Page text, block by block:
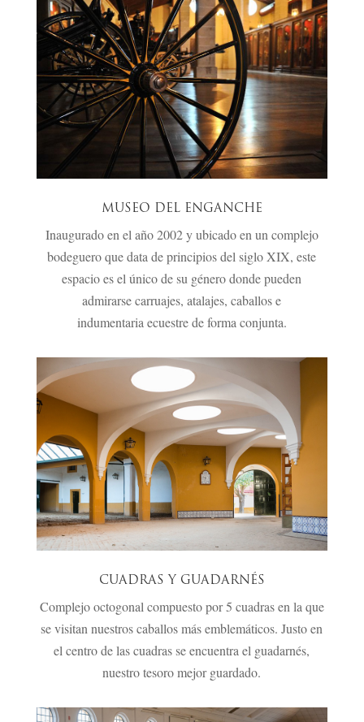
MUSEO DEL ENGANCHE
Inaugurado en el año 2002 y ubicado en un complejo
bodeguero que data de principios del siglo XIX, este
espacio es el único de su género donde pueden
admirarse carruajes, atalajes, caballos e
indumentaria ecuestre de forma conjunta.
CUADRAS Y GUADARNÉS
Complejo octogonal compuesto por 5 cuadras en la que
se visitan nuestros caballos más emblemáticos. Justo en
el centro de las cuadras se encuentra el guadarnés,
nuestro tesoro mejor guardado.